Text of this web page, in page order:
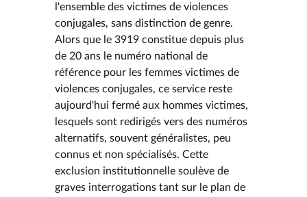
l'ensemble des victimes de violences
conjugales, sans distinction de genre.
Alors que le 3919 constitue depuis plus
de 20 ans le numéro national de
référence pour les femmes victimes de
violences conjugales, ce service reste
aujourd'hui fermé aux hommes victimes,
lesquels sont redirigés vers des numéros
alternatifs, souvent généralistes, peu
connus et non spécialisés. Cette
exclusion institutionnelle soulève de
graves interrogations tant sur le plan de